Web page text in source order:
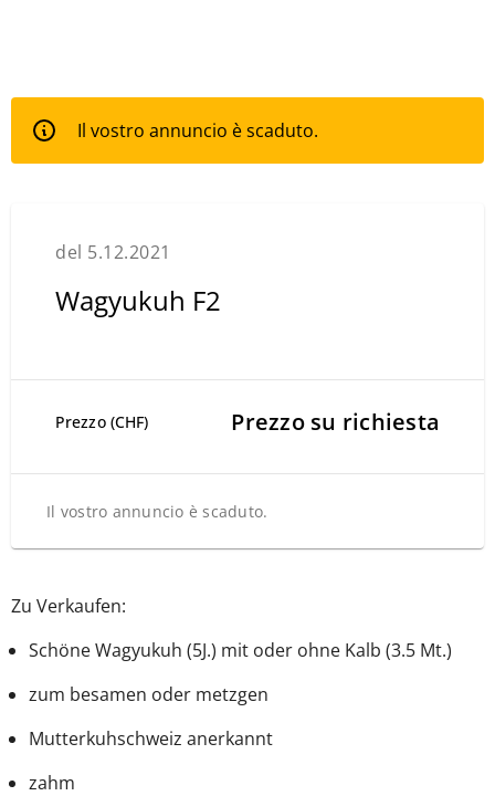
Il vostro annuncio è scaduto.
del 5.12.2021
Wagyukuh F2
Prezzo (CHF) Prezzo su richiesta
Il vostro annuncio è scaduto.
Zu Verkaufen:
Schöne Wagyukuh (5J.) mit oder ohne Kalb (3.5 Mt.)
zum besamen oder metzgen
Mutterkuhschweiz anerkannt
zahm